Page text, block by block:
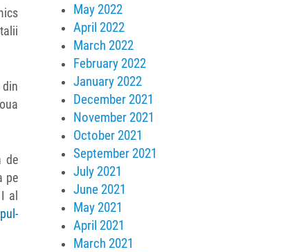
de
pe
al
May 2022
April 2022
March 2022
February 2022
January 2022
December 2021
November 2021
October 2021
September 2021
July 2021
June 2021
May 2021
April 2021
March 2021